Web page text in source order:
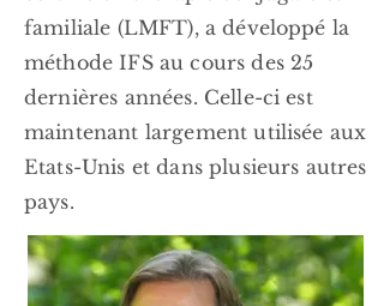
familiale (LMFT), a développé la
méthode IFS au cours des 25
dernières années. Celle-ci est
maintenant largement utilisée aux
Etats-Unis et dans plusieurs autres
pays.